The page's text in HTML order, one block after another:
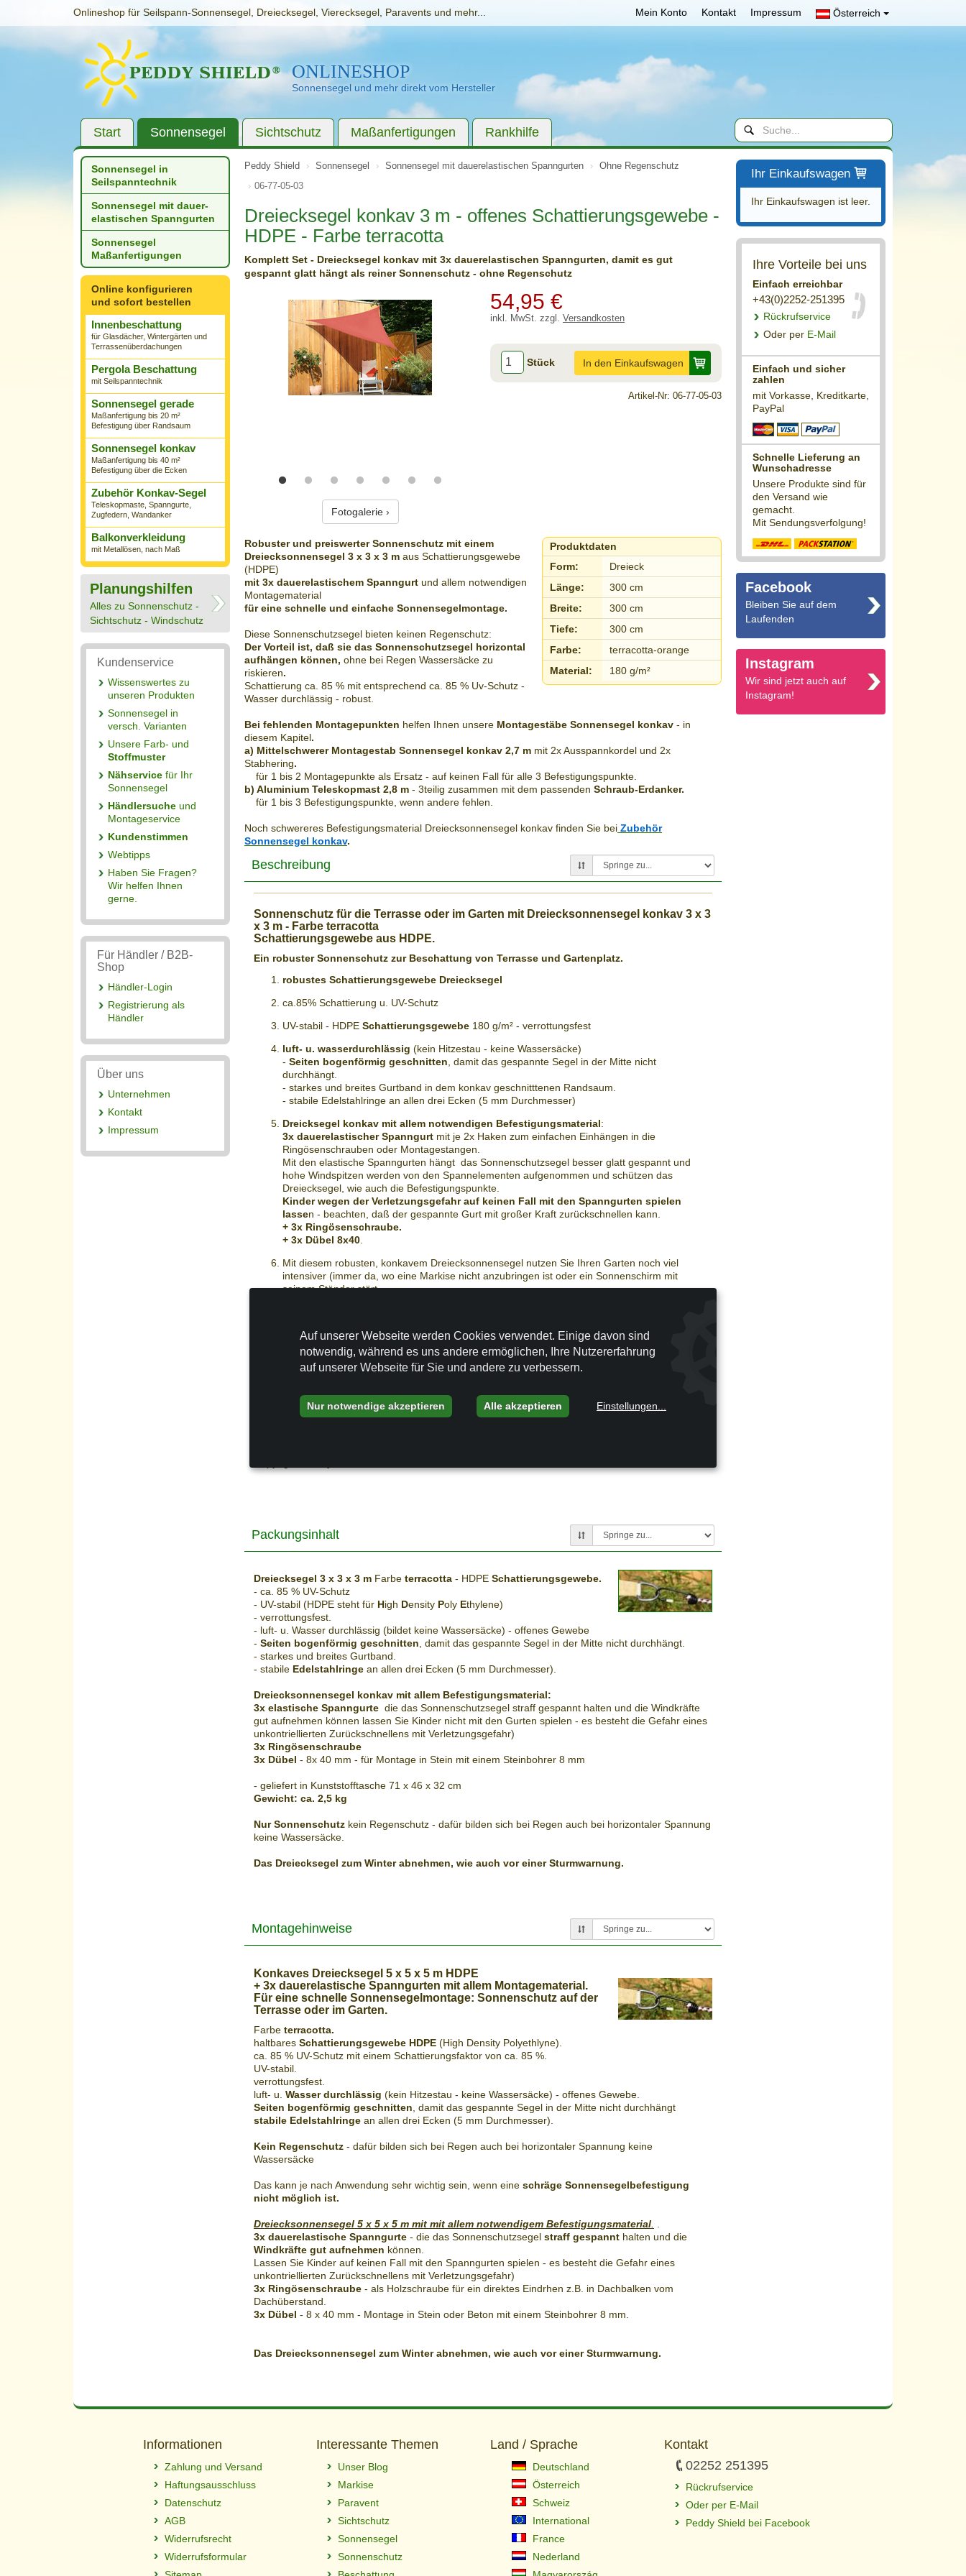
Onlineshop für Seilspann-Sonnensegel, Dreiecksegel, Vierecksegel, Paravents und mehr... Mein Konto Kontakt Impressum Österreich
ONLINESHOP
Sonnensegel und mehr direkt vom Hersteller
Start Sonnensegel Sichtschutz Maßanfertigungen Rankhilfe
Peddy Shield Sonnensegel Sonnensegel mit dauer­elastischen Spanngurten
Ohne Regenschutz
06-77-05-03
Dreiecksegel konkav 3 m - offenes Schattierungsgewebe -
HDPE - Farbe terracotta
Komplett Set - Dreiecksegel konkav mit 3x dauerelastischen Spanngurten, damit es gut
gespannt glatt hängt als reiner Sonnenschutz - ohne Regenschutz
Fotogalerie ›
54,95 €
inkl. MwSt. zzgl. Versandkosten
Stück In den Einkaufswagen
Artikel-Nr: 06-77-05-03
Produktdaten
Form:
Dreieck
Länge:
300 cm
Breite:
300 cm
Tiefe:
300 cm
Farbe:
terracotta-orange
Material:
180 g/m²
Robuster und preiswerterSonnenschutz mit einem
Dreiecksonnensegel 3 x 3 x 3 m aus Schattierungsgewebe
(HDPE)
mit 3x dauerelastischem Spanngurt und allem notwendigen
Montagematerial
für eine schnelle und einfache Sonnensegelmontage.
Diese Sonnenschutzsegel bieten keinen Regenschutz:
Der Vorteil ist, daß sie das Sonnenschutzsegel horizontal
aufhängen können, ohne bei Regen Wassersäcke zu
riskieren.
Schattierung ca . 85 % mit entsprechend ca . 85 % Uv-Schutz -
Wasser durchlässig - robust.
Bei fehlenden Montagepunkten helfen Ihnen unsere Montagestäbe Sonnensegel konkav - in
diesem Kapitel.
a) Mittelschwerer Montagestab Sonnensegel konkav 2,7 m mit 2xAusspannkordel und 2x
Stabhering.
für 1 bis 2 Montagepunkte als Ersatz - auf keinen Fall für alle 3 Befestigungspunkte
b) Aluminium Teleskopmast 2,8 m - 3teilig zusammen mit dem passenden Schraub-Erdanker.
für 1 bis 3 Befestigungspunkte , wenn andere fehlen.
Noch schwereres Befestigungsmaterial Dreiecksonnensegel konkav finden Sie bei Zubehör
Sonnensegel konkav.
Beschreibung
Sonnenschutz für die Terrasse oder im Garten mit Dreiecksonnensegel
konkav 3 x 3
x 3 m - Farbe terracotta
Schattierungsgewebe aus HDPE.
Ein robusterSonnenschutz zur Beschattung von Terrasse und Gartenplatz.
robustes Schattierungsgewebe Dreiecksegel
ca .85% Schattierung u. UV-Schutz
UV-stabil - HDPE Schattierungsgewebe 180 g/m² - verrottungsfest
luft- u. wasserdurchlässig (kein Hitzestau - keine Wassersäcke)
- Seiten bogenförmig geschnitten , damit das gespannte Segel in der Mitte nicht
durchhängt.
- starkes und breites Gurtband in dem konkav geschnitttenen Randsaum
- stabile Edelstahlringe an allen drei Ecken (5 mm Durchmesser)
Dreicksegel konkav mit allem notwendigen Befestigungsmaterial:
3x dauerelastischer Spanngurt mit je 2x Haken zum einfachen Einhängen in die
Ringösenschrauben oder Montagestangen
Mit den elastische Spanngurten hängt das Sonnenschutzsegel besser glatt gespannt und
hohe Windspitzen werden von den Spannelementen aufgenommen und schützen das
Dreiecksegel, wie auch die Befestigungspunkte
Kinder wegen der Verletzungsgefahr auf keinen Fall mit den Spanngurten spielen
lassen - beachten, daß der gespannte Gurt mit großer Kraft zurückschnellen kann.
+ 3x Ringösenschraube.
+ 3x Dübel 8x40
Mit diesem robusten, konkavem Dreiecksonnensegel nutzen Sie Ihren Garten noch viel
intensiver (immer da, wo eine Markise nicht anzubringen ist oder ein Sonnenschirm mit
seinem Ständer stört.
Sie finden in diesem Kapitel auch Montagehilfen zum Aufstellen einesDreiecksonnensegels
wenn ein oder mehrere Fixpunkte fehlen.
Dreiecksegelzum Winter abnehmen, wie auch vor einer Sturmwarnung.
Packungsinhalt
Dreiecksegel 3 x 3 x 3 m Farbe terracotta - HDPE Schattierungsgewebe.
- ca. 85 % UV-Schutz
- UV-stabil (HDPE steht für High Density Poly Ethylene)
- verrottungsfest.
- luft- u. Wasser durchlässig (bildet keine Wassersäcke) - offenes Gewebe
- Seiten bogenförmig geschnitten , damit das gespannte Segel in der Mitte nicht durchhängt.
- starkes und breites Gurtband.
- stabile Edelstahlringe an allen drei Ecken (5 mm Durchmesser).
Dreiecksonnensegel konkav mit allem Befestigungsmaterial:
3x elastische Spanngurte die das Sonnenschutzsegel straff gespannt halten und die Windkräfte
gut aufnehmen können lassen Sie Kinder nicht mit den Gurten spielen - es besteht die Gefahr eines
unkontriellierten Zurückschnellens mit Verletzungsgefahr)
3x Ringösenschraube
3x Dübel - 8x 40 mm - für Montage in Stein mit einem Steinbohrer 8 mm
- geliefert in Kunststofftasche 71 x 46 x 32 cm
Gewicht: ca. 2,5 kg
Nur Sonnenschutz kein Regenschutz - dafür bilden sich bei Regen auch bei horizontaler Spannung
keine Wassersäcke.
Das Dreiecksegel zum Winter abnehmen, wie auch vor einer Sturmwarnung.
Montagehinweise
Konkaves Dreiecksegel 5 x 5 x 5 m HDPE
+ 3x dauerelastische Spanngurten mit allem Montagematerial.
Für eine schnelle Sonnensegelmontage: Sonnenschutz auf der
Terrasse oder im Garten.
Farbe terracotta.
haltbares Schattierungsgewebe HDPE (High Density Polyethlyne).
ca. 85 % UV-Schutz mit einem Schattierungsfaktor von ca. 85 %.
UV-stabil.
verrottungsfest.
luft- u. Wasser durchlässig (kein Hitzestau - keine Wassersäcke) - offenes Gewebe.
Seiten bogenförmig geschnitten , damit das gespannte Segel in der Mitte nicht durchhängt
stabile Edelstahlringe an allen drei Ecken (5 mm Durchmesser).
Kein Regenschutz - dafür bilden sich bei Regen auch bei horizontaler Spannung keine
Wassersäcke
Das kann je nach Anwendung sehr wichtig sein, wenn eine schräge Sonnensegelbefestigung
nicht möglich ist.
Dreiecksonnensegel 5 x 5 x 5 m mit mit allem notwendigem Befestigungsmaterial
3x dauerelastische Spanngurte - die das Sonnenschutzsegel straff gespannt halten und die
Windkräfte gut aufnehmen können.
Lassen Sie Kinder auf keinen Fall mit den Spanngurten spielen - es besteht die Gefahr eines
unkontriellierten Zurückschnellens mit Verletzungsgefahr)
3x Ringösenschraube - als Holzschraube für ein direktes Eindrhen z.B. in Dachbalken vom
Dachüberstand.
3x Dübel - 8 x 40 mm - Montage in Stein oder Beton mit einem Steinbohrer 8 mm.
Das Dreiecksonnensegel zum Winter abnehmen, wie auch vor einer Sturmwarnung.
Ihr Einkaufswagen
Ihr Einkaufswagen ist leer.
Ihre Vorteile bei uns
Einfach erreichbar
+43(0)2252-251395
Rückrufservice
Oder per E-Mail
Einfach und sicher
zahlen
mit Vorkasse, Kreditkarte,
PayPal
Schnelle Lieferung an
Wunschadresse
Unsere Produkte sind für
den Versand wie
gemacht.
Mit Sendungsverfolgung!
Facebook
Bleiben Sie auf dem
Laufenden
Instagram
Wir sind jetzt auch auf
Instagram!
Sonnensegel in
Seilspanntechnik
Sonnensegel mit dauer­
elastischen Spanngurten
Sonnensegel
Maßanfertigungen
Online konfigurieren
und sofort bestellen
Innenbeschattung
für Glasdächer, Wintergärten und
Terrassenüberdachungen
Pergola Beschattung
mit Seilspanntechnik
Sonnensegel gerade
Maßanfertigung bis 20 m²
Befestigung über Randsaum
Sonnensegel konkav
Maßanfertigung bis 40 m²
Befestigung über die Ecken
Zubehör Konkav-Segel
Teleskopmaste, Spanngurte,
Zugfedern, Wandanker
Balkonverkleidung
mit Metallösen, nach Maß
Planungshilfen
Alles zu Sonnenschutz -
Sichtschutz - Windschutz
Kundenservice
Wissenswertes zu
unseren Produkten
Sonnensegel in
versch. Varianten
Unsere Farb- und
Stoffmuster
Nähservice für Ihr
Sonnensegel
Händlersuche und
Montageservice
Kundenstimmen
Webtipps
Haben Sie Fragen?
Wir helfen Ihnen
gerne.
Für Händler / B2B-
Shop
Händler-Login
Registrierung als
Händler
Über uns
Unternehmen
Kontakt
Impressum
Informationen
Zahlung und Versand
Haftungsausschluss
Datenschutz
AGB
Widerrufsrecht
Widerrufsformular
Interessante Themen
Unser Blog
Markise
Paravent
Sichtschutz
Sonnensegel
Sonnenschutz
Land / Sprache
Deutschland
Österreich
Schweiz
International
France
Nederland
Kontakt
02252 251395
Rückrufservice
Oder per E-Mail
Peddy Shield bei Facebook
Auf unserer Webseite werden Cookies verwendet. Einige davon sind
notwendig, während es uns andere ermöglichen, Ihre Nutzererfahrung
auf unserer Webseite für Sie und andere zu verbessern.
Nur notwendige akzeptieren Alle akzeptieren Einstellungen